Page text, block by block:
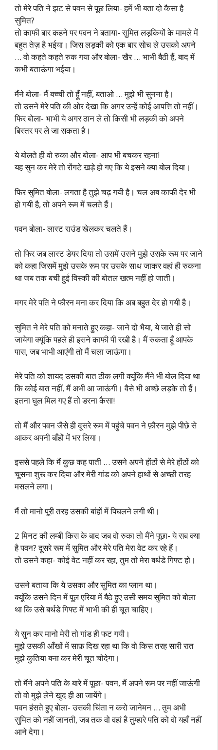
तो मेरे पति ने झट से पवन से पूछ लिया- हमें भी बता दो कैसा है
सुमित?
तो काफी बार कहने पर पवन ने बताया- सुमित लड़कियों के मामले में
बहुत तेज़ है भईया। जिस लड़की को एक बार सोच ले उसको अपने
… वो कहते कहते रुक गया और बोला- खैर … भाभी बैठी हैं, बाद में
कभी बताऊंगा भईया।
मैंने बोला- मैं बच्ची तो हूँ नहीं, बताओ … मुझे भी सुनना है।
तो उसने मेरे पति की ओर देखा कि अगर उन्हें कोई आपत्ति तो नहीं।
फिर बोला- भाभी ये अगर ठान ले तो किसी भी लड़की को अपने
बिस्तर पर ले जा सकता है।
ये बोलते ही वो रुका और बोला- आप भी बचकर रहना!
यह सुन कर मेरे तो रोंगटे खड़े हो गए कि ये इसने क्या बोल दिया।
फिर सुमित बोला- लगता है तुझे चढ़ गयी है। चल अब काफी देर भी
हो गयी है, तो अपने रूम में चलते हैं।
पवन बोला- लास्ट राउंड खेलकर चलते हैं।
तो फिर जब लास्ट डेयर दिया तो उसमें उसने मुझे उसके रूम पर जाने
को कहा जिसमें मुझे उसके रूम पर उसके साथ जाकर वहां ही रुकना
था जब तक बची हुई विस्की की बोतल खत्म नहीं हो जाती।
मगर मेरे पति ने फौरन मना कर दिया कि अब बहुत देर हो गयी है।
सुमित ने मेरे पति को मनाते हुए कहा- जाने दो भैया, ये जाते ही सो
जायेगा क्यूंकि पहले ही इसने काफी पी रखी है। मैं रुकता हूँ आपके
पास, जब भाभी आएंगी तो मैं चला जाऊंगा।
मेरे पति को शायद उसकी बात ठीक लगी क्यूंकि मैंने भी बोल दिया था
कि कोई बात नहीं, मैं अभी आ जाऊंगी। वैसे भी अच्छे लड़के तो हैं।
इतना घुल मिल गए हैं तो डरना कैसा!
तो मैं और पवन जैसे ही दूसरे रूम में पहुंचे पवन ने फ़ौरन मुझे पीछे से
आकर अपनी बाँहों में भर लिया।
इससे पहले कि मैं कुछ कह पाती … उसने अपने होंठों से मेरे होंठों को
चूसना शुरू कर दिया और मेरी गांड को अपने हाथों से अच्छी तरह
मसलने लगा।
मैं तो मानो पूरी तरह उसकी बांहों में पिघलने लगी थी।
2 मिनट की लम्बी किस के बाद जब वो रुका तो मैंने पूछा- ये सब क्या
है पवन? दूसरे रूम में सुमित और मेरे पति मेरा वेट कर रहे हैं।
तो उसने कहा- कोई वेट नहीं कर रहा, तुम तो मेरा बर्थडे गिफ्ट हो।
उसने बताया कि ये उसका और सुमित का प्लान था।
क्यूंकि उसने दिन में पूल एरिया में बैठे हुए उसी समय सुमित को बोला
था कि उसे बर्थडे गिफ्ट में भाभी की ही चूत चाहिए।
ये सुन कर मानो मेरी तो गांड ही फट गयी।
मुझे उसकी आँखों में साफ़ दिख रहा था कि वो किस तरह सारी रात
मुझे कुतिया बना कर मेरी चूत चोदेगा।
तो मैंने अपने पति के बारे में पूछा- पवन, मैं अपने रूम पर नहीं जाऊंगी
तो वो मुझे लेने खुद ही आ जायेंगे।
पवन हंसते हुए बोला- उसकी चिंता न करो जानेमन … तुम अभी
सुमित को नहीं जानती, जब तक वो वहां है तुम्हारे पति को वो यहाँ नहीं
आने देगा।